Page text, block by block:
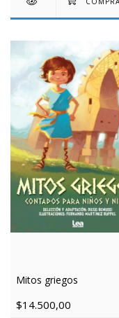
Mitos griegos
$14.500,00